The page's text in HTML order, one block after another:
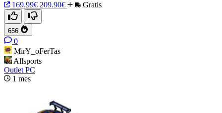
169.99€ 209.90€ Gratis
656
0
MirY_oFerTas
Allsports
Outlet PC
1 mes